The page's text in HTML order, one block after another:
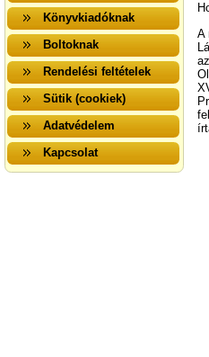
Könyvkiadóknak
Boltoknak
Rendelési feltételek
Sütik (cookiek)
Adatvédelem
Kapcsolat
A